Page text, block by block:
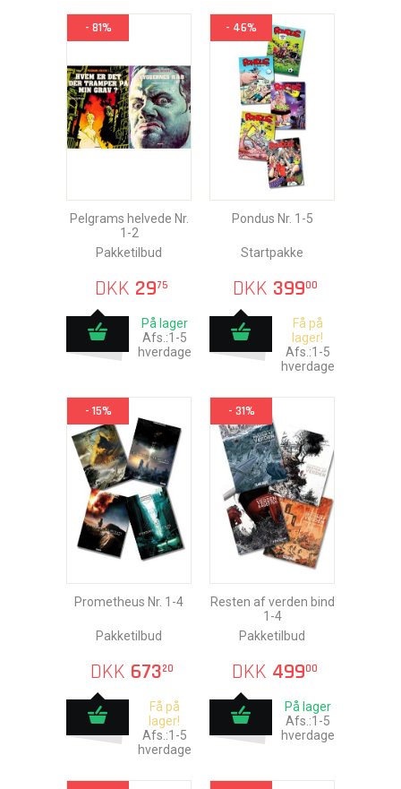
- 81%
Pelgrams helvede Nr.
1-2
Pakketilbud
DKK 2975
På lager
Afs.:1-5
hverdage
- 46%
Pondus Nr. 1-5
Startpakke
DKK 39900
Få på
lager!
Afs.:1-5
hverdage
- 15%
Prometheus Nr. 1-4
Pakketilbud
DKK 67320
Få på
lager!
Afs.:1-5
hverdage
- 31%
Resten af verden bind
1-4
Pakketilbud
DKK 49900
På lager
Afs.:1-5
hverdage